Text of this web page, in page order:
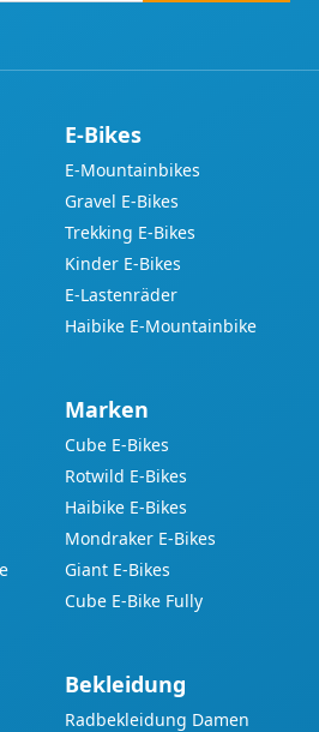
E-Bikes
E-Mountainbikes
Gravel E-Bikes
Trekking E-Bikes
Kinder E-Bikes
E-Lastenräder
Haibike E-Mountainbike
Marken
Cube E-Bikes
Rotwild E-Bikes
Haibike E-Bikes
Mondraker E-Bikes
Giant E-Bikes
Cube E-Bike Fully
Bekleidung
Radbekleidung Damen